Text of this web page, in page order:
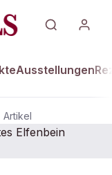
Ausstellungen
Artikel